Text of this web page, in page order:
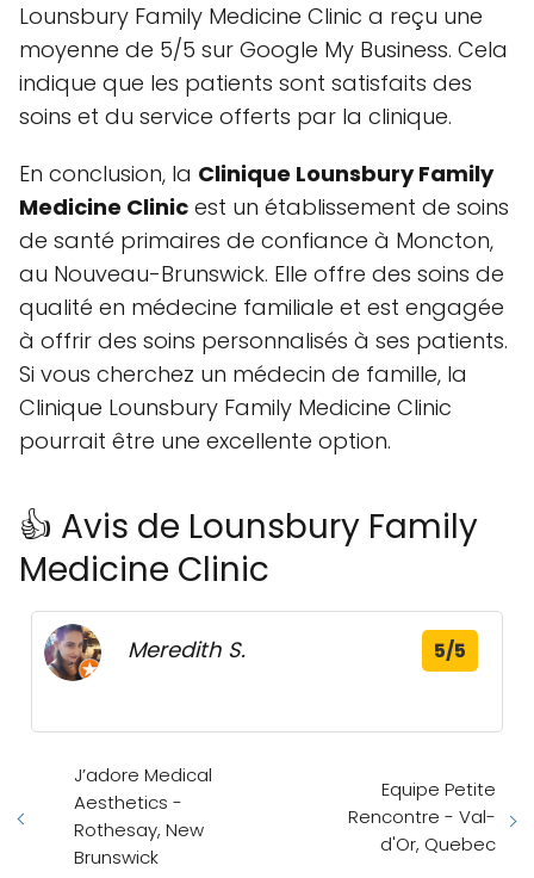
Lounsbury Family Medicine Clinic a reçu une
moyenne de 5/5 sur Google My Business. Cela
indique que les patients sont satisfaits des
soins et du service offerts par la clinique.
En conclusion, la Clinique Lounsbury Family
Medicine Clinic est un établissement de soins
de santé primaires de confiance à Moncton,
au Nouveau-Brunswick. Elle offre des soins de
qualité en médecine familiale et est engagée
à offrir des soins personnalisés à ses patients.
Si vous cherchez un médecin de famille, la
Clinique Lounsbury Family Medicine Clinic
pourrait être une excellente option.
👍 Avis de Lounsbury Family
Medicine Clinic
Meredith S. 5/5
J’adore Medical
Aesthetics -
Rothesay, New
Brunswick
Equipe Petite
Rencontre - Val-
d'Or, Quebec